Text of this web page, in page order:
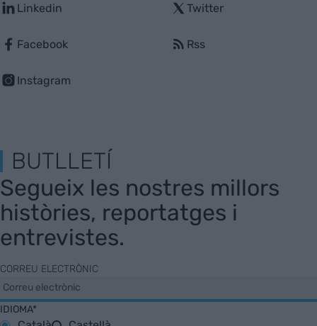
Linkedin
Facebook
Instagram
Twitter
Rss
BUTLLETÍ
Segueix les nostres millors
històries, reportatges i
entrevistes.
CORREU ELECTRÒNIC
IDIOMA*